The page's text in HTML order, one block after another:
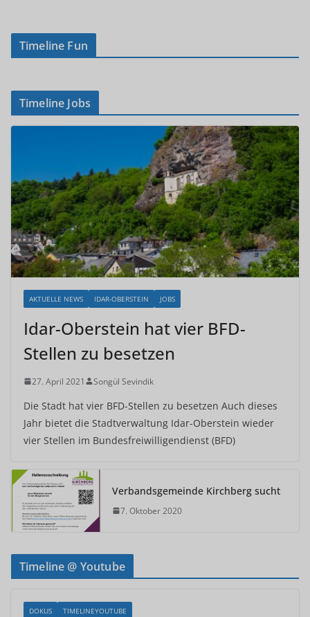
Timeline Fun
Timeline Jobs
AKTUELLE NEWS IDAR-OBERSTEIN JOBS
Idar-Oberstein hat vier BFD-
Stellen zu besetzen
27. April 2021 Songül Sevindik
Die Stadt hat vier BFD-Stellen zu besetzen Auch dieses
Jahr bietet die Stadtverwaltung Idar-Oberstein wieder
vier Stellen im Bundesfreiwilligendienst (BFD)
Verbandsgemeinde Kirchberg sucht
7. Oktober 2020
Timeline @ Youtube
DOKUS TIMELINEYOUTUBE